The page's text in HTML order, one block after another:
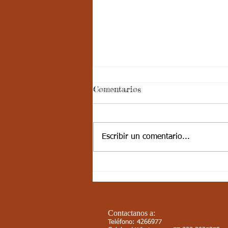
Semana 31 - Noveno -
Física de Materia II:
Aspectos curriculares
curriculares Aspectos Curriculares
Estándar básico de competencia:
Comentarios
Escribir un comentario...
Contactanos a:
Teléfono: 4266977